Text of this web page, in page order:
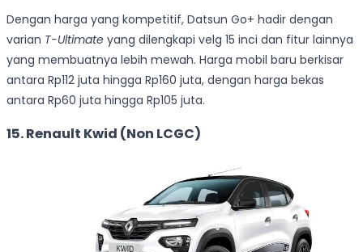
Dengan harga yang kompetitif, Datsun Go+ hadir dengan
varian T-Ultimate yang dilengkapi velg 15 inci dan fitur lainnya
yang membuatnya lebih mewah. Harga mobil baru berkisar
antara Rp112 juta hingga Rp160 juta, dengan harga bekas
antara Rp60 juta hingga Rp105 juta.
15.Renault Kwid (Non LCGC)